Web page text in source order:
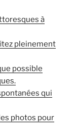
à
pleinement
possible
qui
photos pour